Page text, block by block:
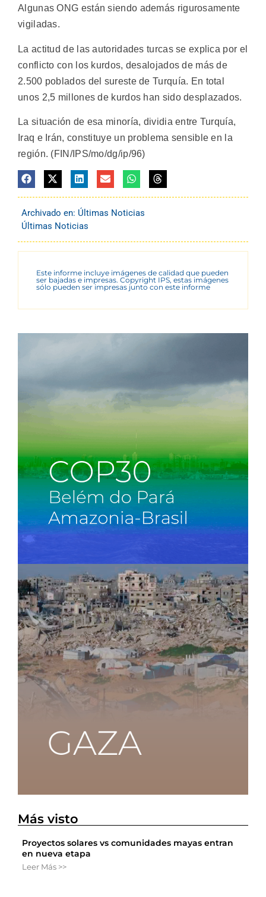
Algunas ONG están siendo además rigurosamente
vigiladas.
La actitud de las autoridades turcas se explica por el
conflicto con los kurdos, desalojados de más de
2.500 poblados del sureste de Turquía. En total
unos 2,5 millones de kurdos han sido desplazados.
La situación de esa minoría, dividia entre Turquía,
Iraq e Irán, constituye un problema sensible en la
región. (FIN/IPS/mo/dg/ip/96)
Archivado en: Últimas Noticias
Últimas Noticias
Este informe incluye imágenes de calidad que pueden
ser bajadas e impresas. Copyright IPS, estas imágenes
sólo pueden ser impresas junto con este informe
Más visto
Proyectos solares vs comunidades mayas entran
en nueva etapa
Leer Más >>